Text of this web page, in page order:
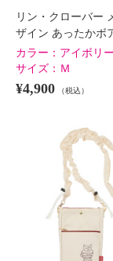
リン・クローバー
ザイン あったかボ
カラー： アイボリー
サイズ： Ｍ
¥4,900 （税込）